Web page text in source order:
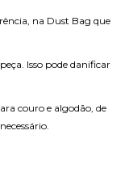
na Dust Bag que
Isso pode danificar
couro e algodão, de